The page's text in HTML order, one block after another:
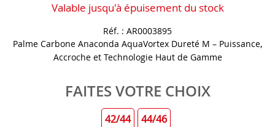
Valable jusqu'à épuisement du stock
Réf. : AR0003895
Palme Carbone Anaconda AquaVortex Dureté M – Puissance,
Accroche et Technologie Haut de Gamme
FAITES VOTRE CHOIX
42/44 44/46